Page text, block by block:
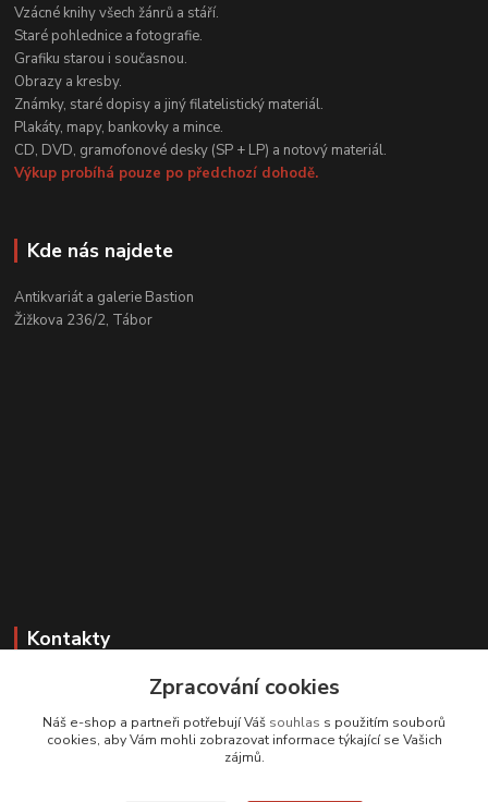
Vzácné knihy všech žánrů a stáří.
Staré pohlednice a fotografie.
Grafiku starou i současnou.
Obrazy a kresby.
Známky, staré dopisy a jiný filatelistický materiál.
Plakáty, mapy, bankovky a mince.
CD, DVD, gramofonové desky (SP + LP) a notový materiál.
Výkup probíhá pouze po předchozí dohodě.
Kde nás najdete
Antikvariát a galerie Bastion
Žižkova 236/2, Tábor
Kontakty
Zákaznická podpora
+420 608 331 344
(Po-Pá, 11-17 hod.; So, 9-12 hod.)
Zpracování cookies
Náš e-shop a partneři potřebují Váš souhlas s použitím souborů
cookies, aby Vám mohli zobrazovat informace týkající se Vašich
zájmů.